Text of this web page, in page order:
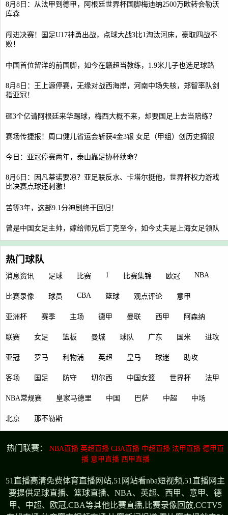
8月8日：从法甲到德甲，阿根廷世界杯国脚梅迪纳2500万欧转会勒沃
库森
闯进决赛！国足U17神勇出战，点球大战3比1淘汰河床，豪取四战不
败！
中国首位留洋的前国脚，如今在赣超当教练，1.9米儿子也选足球路
8月8日：王上源停赛，无缘对战西海岸，河南中场失核，郑智率队剑
指亚冠！
砸3个亿请阿根廷来华踢球，梅西大概不来，却要国足上去当陪练？
赛场传捷报！周口健儿省运会斩获4金3银 女足（甲组）创历史摘银
今日：亚冠停赛两年，泰山靠足协杯续命？
8月6日：因凡蒂诺要凉？亚足联反水、卡塔尔挺他，世界杯权力游戏
比决赛点球还刺激！
苦等3年，这部9.1分神剧终于回归！
曾是中国女足主帅，嫁给师兄后丁克至今，如今丈夫是上海女足领队
热门球队
消息资讯 足球 比赛 1 比赛集锦 欧冠 NBA
比赛录像 球员 CBA 篮球 观点评论 意甲
亚洲杯 赛季 主场 德甲 曼联 西甲 阿森纳
联赛 女足 篮板 曼城 球队 广东 国米 进攻
亚冠 罗马 利物浦 英超 皇马 球迷 助攻
客场 国足 防守 切尔西 中国女篮 世界杯 法甲
NBA常规赛 皇家马德里 中国 巴萨 中超 中场
北京 那不勒斯
热门联赛： NBA直播 英超直播 CBA直播 中超直播 法甲直播 德甲直
播 意甲直播 西甲直播
51直播高清免费体育直播网站,51网站看nba短视频,51直播网主
要提供足球直播、篮球直播、NBA、英超、西甲、意甲、德
甲、中超、欧冠,CBA等其他比赛直播,比赛录像回放,CCTV5